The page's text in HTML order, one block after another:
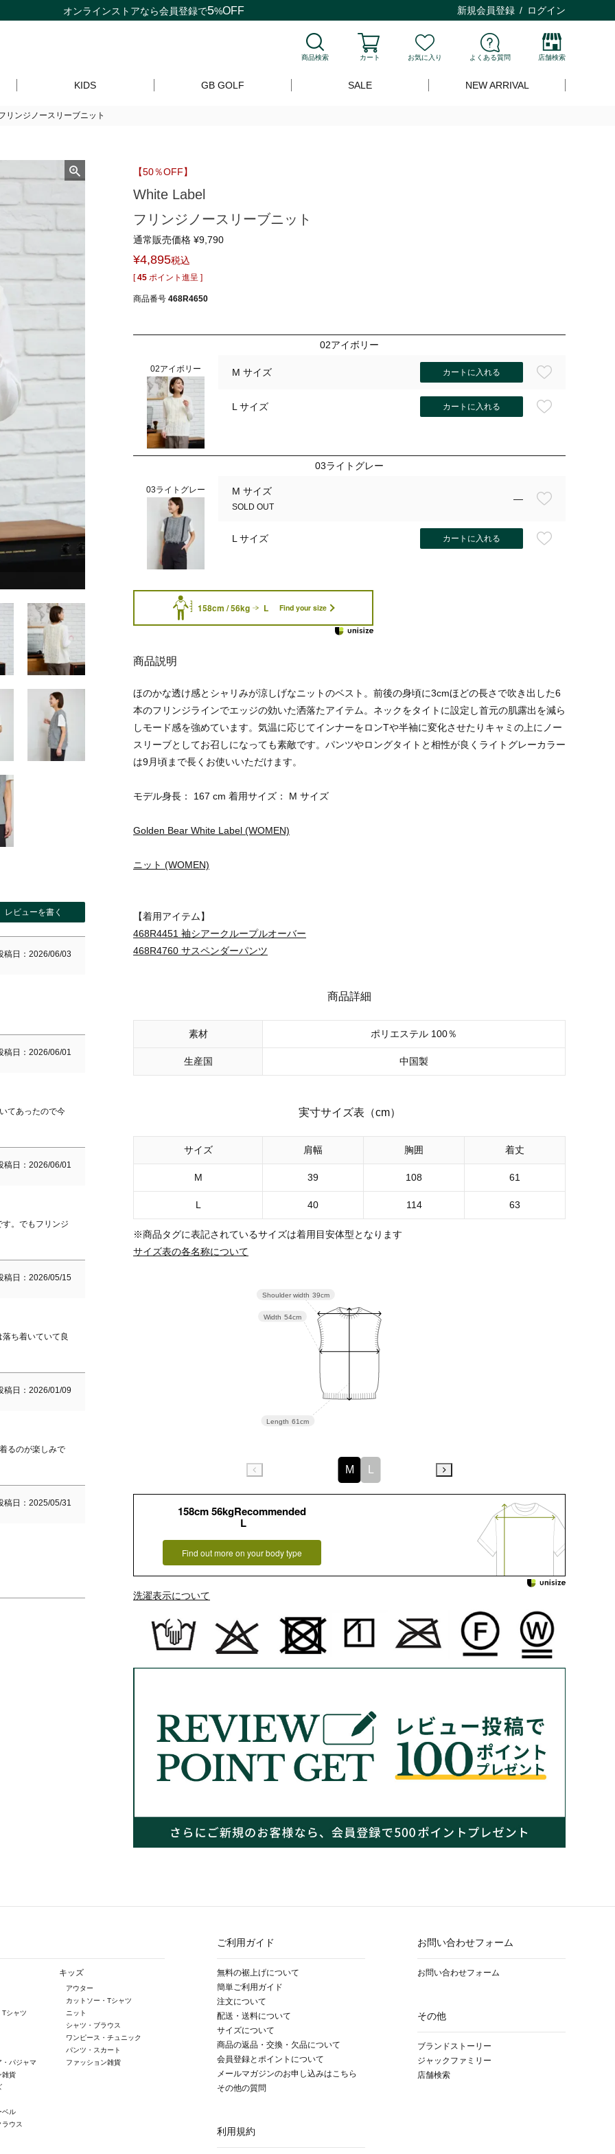
オンラインストアなら会員登録で5%OFF 新規会員登録 ログイン
商品検索 カート お気に入り よくある質問 店舗検索
KIDS GB GOLF SALE NEW ARRIVAL
リンジノースリーブニット
稿日 2026/06/03
稿日 2026/06/01
てあったので今
稿日 2026/06/01
。でもフリンジ
稿日 2026/05/15
ち着いていて良
稿日 2026/01/09
るのが楽しみで
稿日 2025/05/31
レビューを書く
【50％OFF】
White Label
フリンジノースリーブニット
通常販売価格 ¥9,790
¥4,895税込
[ 45 ポイント進呈 ]
商品番号 468R4650
02アイボリー
02アイボリー M サイズ カートに入れる
L サイズ カートに入れる
03ライトグレー
03ライトグレー M サイズ
SOLD OUT
—
L サイズ カートに入れる
158cm / 56kg L Find your size
商品説明
ほのかな透け感とシャリみが涼しげなニットのベスト。前後の身頃に3cmほどの長さで吹き出した6
本のフリンジラインでエッジの効いた洒落たアイテム。ネックをタイトに設定し首元の肌露出を減ら
しモード感を強めています。気温に応じてインナーをロンTや半袖に変化させたりキャミの上にノー
スリーブとしてお召しになっても素敵です。パンツやロングタイトと相性が良くライトグレーカラー
は9月頃まで長くお使いいただけます。
モデル身長： 167 cm 着用サイズ： M サイズ
Golden Bear White Label (WOMEN)
ニット (WOMEN)
【着用アイテム】
468R4451 袖シアークループルオーバー
468R4760 サスペンダーパンツ
商品詳細
素材 ポリエステル 100％
生産国 中国製
実寸サイズ表（cm）
サイズ 肩幅 胸囲 着丈
M 39 108 61
L 40 114 63
※商品タグに表記されているサイズは着用目安体型となります
サイズ表の各名称について
Length 61cm
Width 54cm
Shoulder width 39cm
M
158cm 56kgRecommended
L
Find out more on your body type
洗濯表示について
Tシャツ
パジャマ
雑貨
ベル
ウス
キッズ
アウター
カットソー・Tシャツ
ニット
シャツ・ブラウス
ワンピース・チュニック
パンツ・スカート
ファッション雑貨
ご利用ガイド
無料の裾上げについて
簡単ご利用ガイド
注文について
配送・送料について
サイズについて
商品の返品・交換・欠品について
会員登録とポイントについて
メールマガジンのお申し込みはこちら
その他の質問
利用規約
お問い合わせフォーム
お問い合わせフォーム
その他
ブランドストーリー
ジャックファミリー
店舗検索